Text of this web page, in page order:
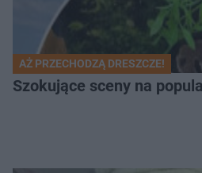
AŻ PRZECHODZĄ DRESZCZE!
Szokujące sceny na